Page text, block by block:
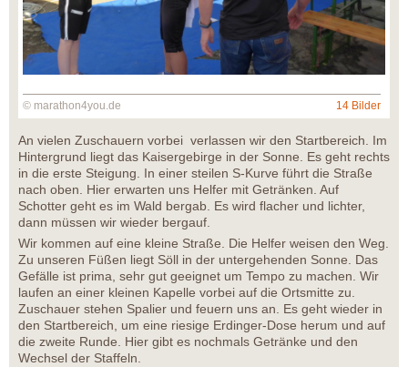
© marathon4you.de 14 Bilder
An vielen Zuschauern vorbei verlassen wir den Startbereich. Im
Hintergrund liegt das Kaisergebirge in der Sonne. Es geht rechts
in die erste Steigung. In einer steilen S-Kurve führt die Straße
nach oben. Hier erwarten uns Helfer mit Getränken. Auf
Schotter geht es im Wald bergab. Es wird flacher und lichter,
dann müssen wir wieder bergauf.
Wir kommen auf eine kleine Straße. Die Helfer weisen den Weg.
Zu unseren Füßen liegt Söll in der untergehenden Sonne. Das
Gefälle ist prima, sehr gut geeignet um Tempo zu machen. Wir
laufen an einer kleinen Kapelle vorbei auf die Ortsmitte zu.
Zuschauer stehen Spalier und feuern uns an. Es geht wieder in
den Startbereich, um eine riesige Erdinger-Dose herum und auf
die zweite Runde. Hier gibt es nochmals Getränke und den
Wechsel der Staffeln.